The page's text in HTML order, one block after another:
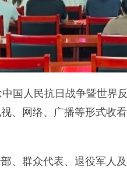
民抗日战争暨世界反
、网络、广播等形式收
群众代表、退役军人及